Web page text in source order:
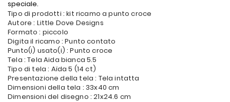
speciale.
Tipo di prodotti : kit ricamo a punto croce
Autore : Little Dove Designs
Formato : piccolo
Digita il ricamo : Punto contato
Punto(i) usato(i) : Punto croce
Tela : Tela Aida bianca 5.5
Tipo di tela : Aïda 5 (14 ct)
Presentazione della tela : Tela intatta
Dimensioni della tela : 33x40 cm
Dimensioni del disegno : 21x24.6 cm